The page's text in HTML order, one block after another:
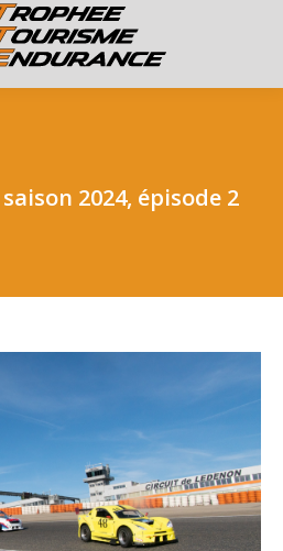
2024, épisode 2